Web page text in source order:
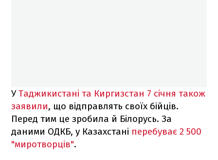
УТаджикистані та Киргизстан 7 січня також
заявили, що відправлять своїх бійців.
Перед тим це зробила й Білорусь. За
даними ОДКБ, у Казахстані перебуває 2 500
"миротворців".